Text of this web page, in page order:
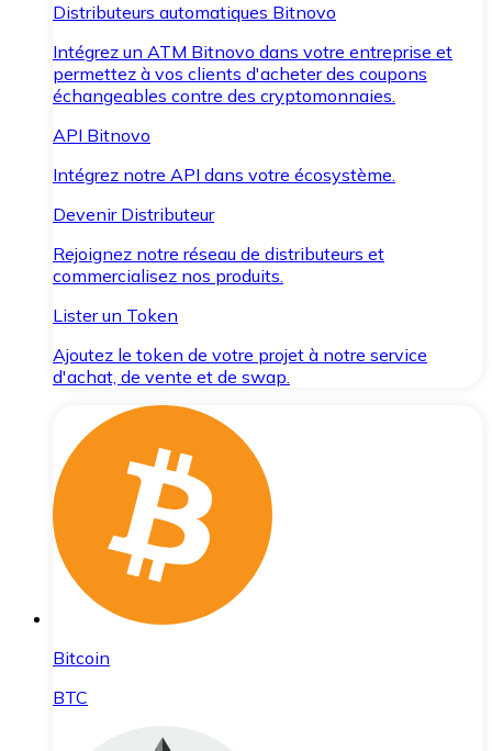
Distributeurs automatiques Bitnovo
Intégrez un ATM Bitnovo dans votre entreprise et
permettez à vos clients d'acheter des coupons
échangeables contre des cryptomonnaies.
API Bitnovo
Intégrez notre API dans votre écosystème.
Devenir Distributeur
Rejoignez notre réseau de distributeurs et
commercialisez nos produits.
Lister un Token
Ajoutez le token de votre projet à notre service
d'achat, de vente et de swap.
Bitcoin
BTC